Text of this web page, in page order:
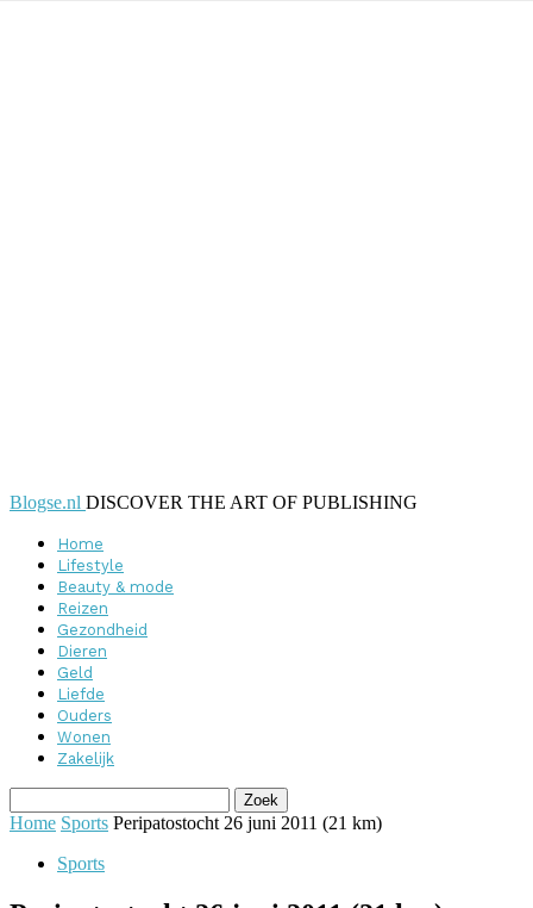
Blogse.nl DISCOVER THE ART OF PUBLISHING
Home
Lifestyle
Beauty & mode
Reizen
Gezondheid
Dieren
Geld
Liefde
Ouders
Wonen
Zakelijk
Home Sports Peripatostocht 26 juni 2011 (21 km)
Sports